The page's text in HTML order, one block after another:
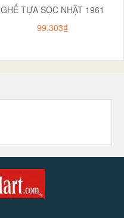
GHẾ TỰA SỌC NHẬT 1961
99.303₫